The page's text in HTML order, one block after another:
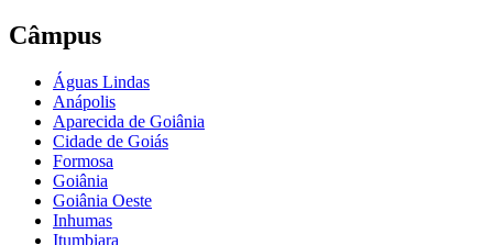
Câmpus
Águas Lindas
Anápolis
Aparecida de Goiânia
Cidade de Goiás
Formosa
Goiânia
Goiânia Oeste
Inhumas
Itumbiara